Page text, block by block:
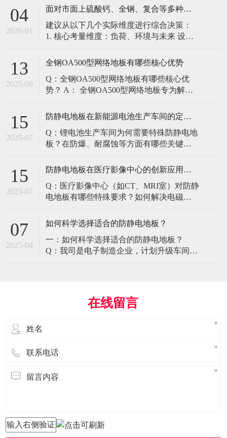
修，是保障其长期可靠的关键。 1. 建立分
由值班工程师执行）： 观： 巡检时观察地
面有无明显的水渍、油污或其它液体泼
04
2026-01
面对市面上硫酸钙、全钢、复合等多种类型的机房防静电地板，我们该如何科学选型？除了预算，更应该从哪些实际维度进行考量，以避免“过度配置”或“配置不足”？
建议从以下几个实际维度进行综合决策：
1. 核心考量维度：负荷、环境与未来 设备
您必须计算机房规划区域内最重设备的单
点载荷（通常指服务器机柜的支脚压
力）。 轻型机房（标准服务器/网络柜）：
单点载荷通常在1960N，主流的优质复合地
13
2025-08
全钢OA500型网络地板有哪些核心优势
Q：全钢OA500型网络地板有哪些核心优
势？ A： 全钢OA500型网络地板专为解决
以下核心优势： 高强度结构：采用优质冷
轧钢板拉伸焊接成型，表面磷化后静电喷
塑，防锈耐磨，承重性能优异。 便捷布
线：配套活动线槽板设计，可轻松掀起盖
15
2025-07
防静电地板在新能源电池生产车间的定制化解决方案
Q：锂电池生产车间为何需要特殊防静电地
板？在防爆、耐腐蚀等方面有哪些关键技
环境并存的特殊场景，需要全方位防护方
境要求 • 防爆等级：Ex IIB T4（ATEX认
证） • 静电泄放速度：<0.
15
2025-07
防静电地板在医疗影像中心的创新应用方案
Q：医疗影像中心（如CT、MRI室）对防静
电地板有哪些特殊要求？如何解决电磁干
环境特殊性对防静电地板提出了前所未有
疗影像环境的特殊需求 电磁兼容性要求 •
MRI室需完全无磁：磁化率<0.001（
07
2025-04
如何科学选择适合的防静电地板？
一：如何科学选择适合的防静电地板？
Q：我司是电子制造企业，计划升级车间地
用场景、技术指标及长期维护成本综合考
量。作为深耕行业多年的广东立品地板科
在线留言